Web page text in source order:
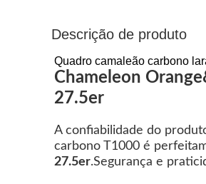
Descrição de produto
Quadro camaleão carbono
Chameleon
27.5er
A confiabilidade do
carbono T1000 é
27.5er.Segurança e